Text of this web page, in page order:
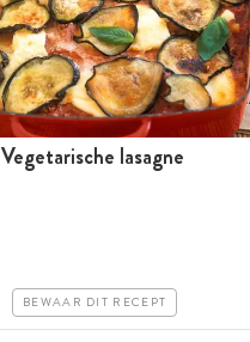
Vegetarische lasagne
BEWAAR DIT RECEPT